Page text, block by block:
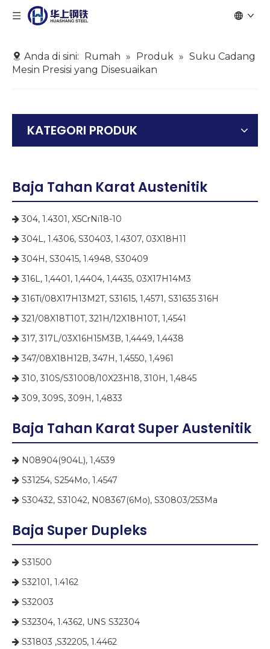
Anda di sini: Rumah » Produk » Suku Cadang
Mesin Presisi yang Disesuaikan
KATEGORI PRODUK
Baja Tahan Karat Austenitik
 304, 1.4301, X5CrNi18-10
 304L, 1.4306, S30403, 1.4307, 03X18H11
 304H, S30415, 1.4948, S30409
 316L, 1,4401, 1,4404, 1,4435, 03X17H14M3
 316Ti/08X17H13M2T, S31615, 1,4571, S31635 316H
 321/08X18T10T, 321H/12X18H10T, 1,4541
 317, 317L/03X16H15M3B, 1,4449, 1,4438
 347/08X18H12B, 347H, 1,4550, 1,4961
 310, 310S/S31008/10X23H18, 310H, 1,4845
 309, 309S, 309H, 1,4833
Baja Tahan Karat Super Austenitik
 N08904(904L), 1,4539
 S31254, S254Mo, 1.4547
 S30432, S31042, N08367(6Mo), S30803/253Ma
Baja Super Dupleks
 S31500
 S32101, 1.4162
 S32003
 S32304, 1.4362, UNS S32304
 S31803 ,S32205, 1.4462